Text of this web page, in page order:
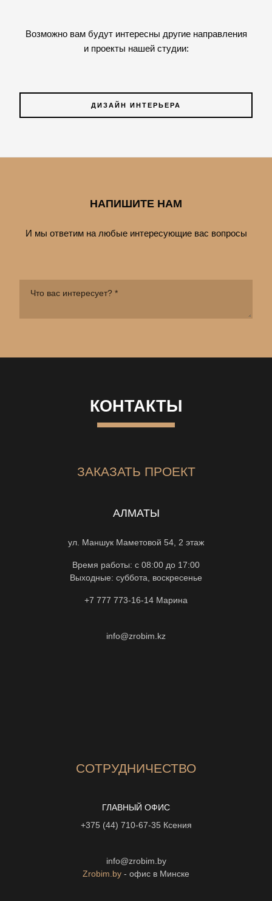
Возможно вам будут интересны другие направления
и проекты нашей студии:
ДИЗАЙН ИНТЕРЬЕРА
НАПИШИТЕ НАМ
И мы ответим на любые интересующие вас вопросы
КОНТАКТЫ
ЗАКАЗАТЬ ПРОЕКТ
АЛМАТЫ
ул. Маншук Маметовой 54, 2 этаж
Время работы: с 08:00 до 17:00
Выходные: суббота, воскресенье
+7 777 773-16-14 Марина
info@zrobim.kz
СОТРУДНИЧЕСТВО
ГЛАВНЫЙ ОФИС
+375 (44) 710-67-35 Ксения
info@zrobim.by
Zrobim.by - офис в Минске